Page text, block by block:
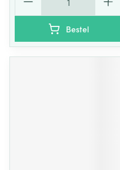
Bestel